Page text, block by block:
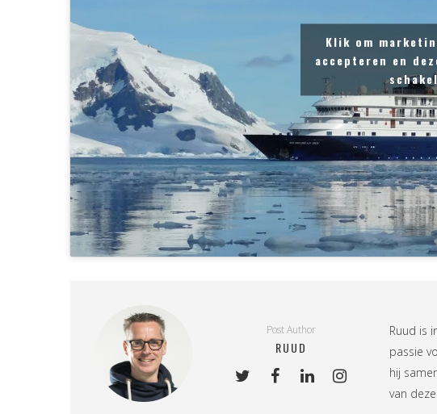
Klik om
accepteren en
Post Author
RUUD
Ruud is
passie
hij
van